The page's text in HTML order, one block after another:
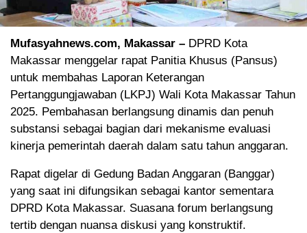
Mufasyahnews.com, Makassar – DPRD Kota
Makassar menggelar rapat Panitia Khusus (Pansus)
untuk membahas Laporan Keterangan
Pertanggungjawaban (LKPJ) Wali Kota Makassar Tahun
2025. Pembahasan berlangsung dinamis dan penuh
substansi sebagai bagian dari mekanisme evaluasi
kinerja pemerintah daerah dalam satu tahun anggaran.
Rapat digelar di Gedung Badan Anggaran (Banggar)
yang saat ini difungsikan sebagai kantor sementara
DPRD Kota Makassar. Suasana forum berlangsung
tertib dengan nuansa diskusi yang konstruktif.